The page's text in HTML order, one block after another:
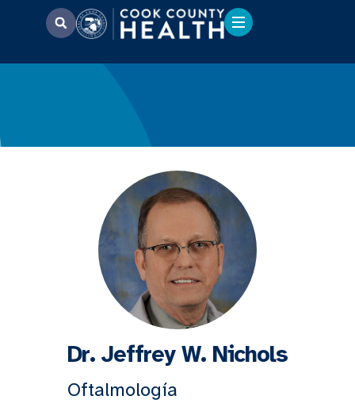
Dr. Jeffrey W. Nichols
Oftalmología